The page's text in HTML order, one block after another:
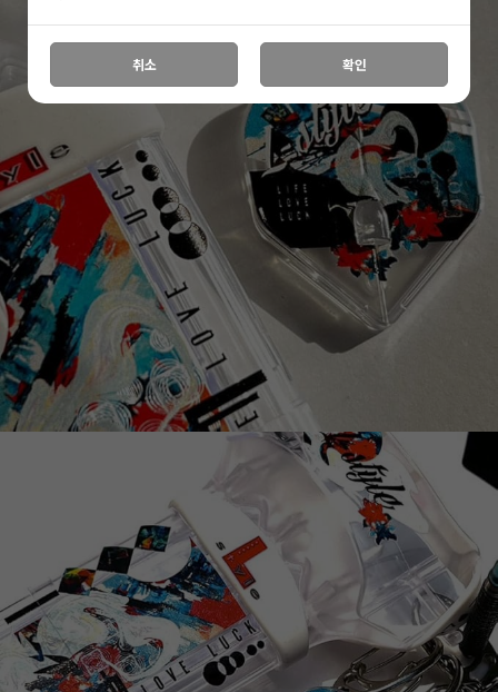
이코 라이프 하
취소 확인